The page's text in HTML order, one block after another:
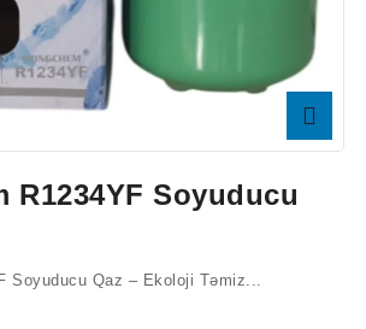
R1234YF Soyuducu
Soyuducu Qaz – Ekoloji Təmiz...